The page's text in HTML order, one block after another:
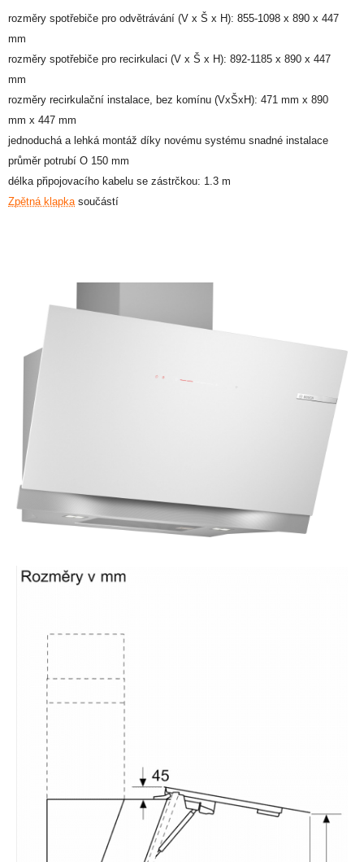
rozměry spotřebiče pro odvětrávání (V x Š x H): 855-1098 x 890 x 447
mm
rozměry spotřebiče pro recirkulaci (V x Š x H): 892-1185 x 890 x 447
mm
rozměry recirkulační instalace, bez komínu (VxŠxH): 471 mm x 890
mm x 447 mm
jednoduchá a lehká montáž díky novému systému snadné instalace
průměr potrubí O 150 mm
délka připojovacího kabelu se zástrčkou: 1.3 m
Zpětná klapka součástí